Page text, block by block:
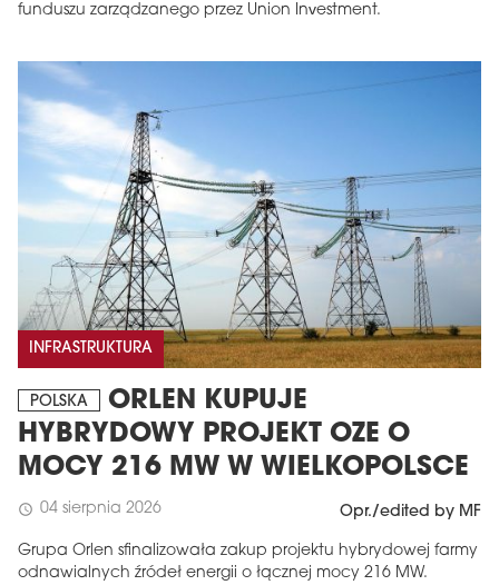
funduszu zarządzanego przez Union Investment.
INFRASTRUKTURA
POLSKA
ORLEN KUPUJE
HYBRYDOWY PROJEKT OZE O
MOCY 216 MW W WIELKOPOLSCE
schedule 04 sierpnia 2026 Opr./edited by MF
Grupa Orlen sfinalizowała zakup projektu hybrydowej farmy
odnawialnych źródeł energii o łącznej mocy 216 MW.